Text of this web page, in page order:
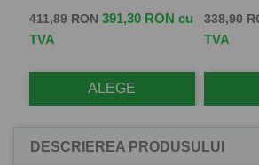
Pret de baza
411,89 RON Pret
391,30 RON cu
TVA
ALEGE
Pret de
338,90
TVA
DESCRIEREA PRODUSULUI